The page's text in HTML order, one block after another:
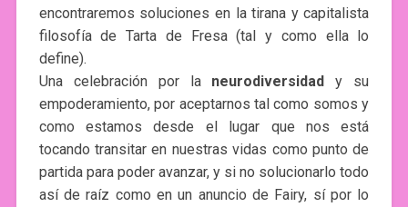
encontraremos soluciones en la tirana y capitalista
filosofía de Tarta de Fresa (tal y como ella lo
define).
Una celebración por la neurodiversidad y su
empoderamiento, por aceptarnos tal como somos y
como estamos desde el lugar que nos está
tocando transitar en nuestras vidas como punto de
partida para poder avanzar, y si no solucionarlo todo
así de raíz como en un anuncio de Fairy, sí por lo